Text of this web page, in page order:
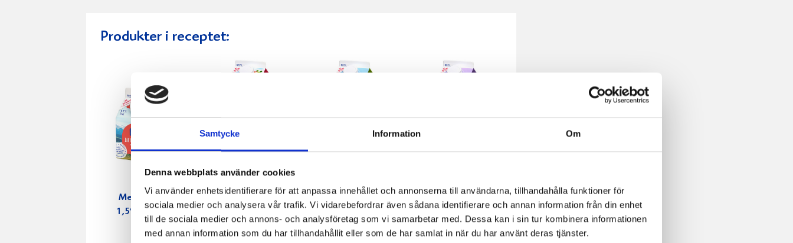
Samtycke Information Om
Denna webbplats använder cookies
Vi använder enhetsidentifierare för att anpassa innehållet och annonserna till användarna, tillhandahålla funktioner för
sociala medier och analysera vår trafik. Vi vidarebefordrar även sådana identifierare och annan information från din enhet
till de sociala medier och annons- och analysföretag som vi samarbetar med. Dessa kan i sin tur kombinera informationen
med annan information som du har tillhandahållit eller som de har samlat in när du har använt deras tjänster.
Produkter i receptet:
Mellanmjölk
1,5% laktosfri
2,7% 1000g